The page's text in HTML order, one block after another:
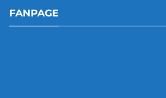
FANPAGE